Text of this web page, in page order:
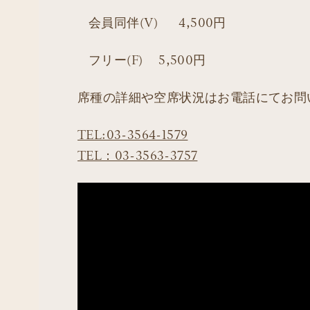
会員同伴(V) 4,500円
フリー(F) 5,500円
席種の詳細や空席状況はお電話にてお問
TEL:03-3564-1579
TEL：03-3563-3757